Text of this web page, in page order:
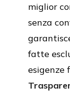
miglior
senza
fatte
esigenze